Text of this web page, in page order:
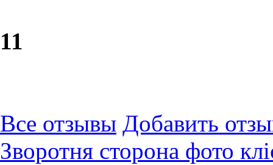
11
Все отзывы Добавить
Зворотня сторона фото